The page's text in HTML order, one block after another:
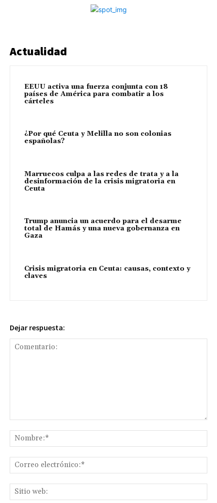
Actualidad
EEUU activa una fuerza conjunta con 18
países de América para combatir a los
cárteles
¿Por qué Ceuta y Melilla no son colonias
españolas?
Marruecos culpa a las redes de trata y a la
desinformación de la crisis migratoria en
Ceuta
Trump anuncia un acuerdo para el desarme
total de Hamás y una nueva gobernanza en
Gaza
Crisis migratoria en Ceuta: causas, contexto y
claves
Dejar respuesta: